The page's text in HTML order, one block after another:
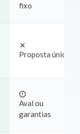
fixo
Proposta única
Aval ou
garantias